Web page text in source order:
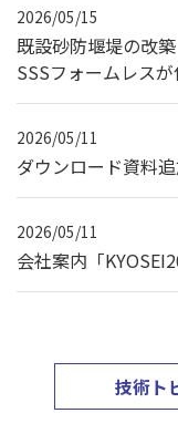
2026/05/15
既設砂防堰堤の改
SSSフォームレス
2026/05/11
ダウンロード資料
2026/05/11
会社案内「
技術ト